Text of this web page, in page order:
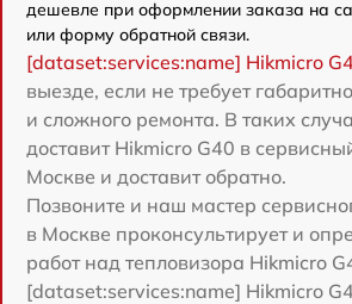
дешевле при оформлении заказа на
или форму обратной связи.
[dataset:services:name] Hikmicro
выезде, если не требует
и сложного ремонта. В таких
доставит Hikmicro G40 в
Москве и доставит обратно.
Позвоните и наш мастер
в Москве проконсультирует и
работ над тепловизора Hikmicro
[dataset:services:name] Hikmicro